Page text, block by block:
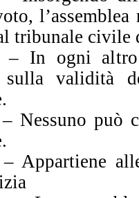
tribunale civile
In ogni altro
sulla validità
Nessuno può
Appartiene